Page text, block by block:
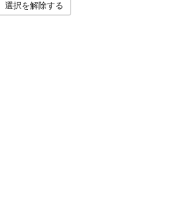
選択を解除する